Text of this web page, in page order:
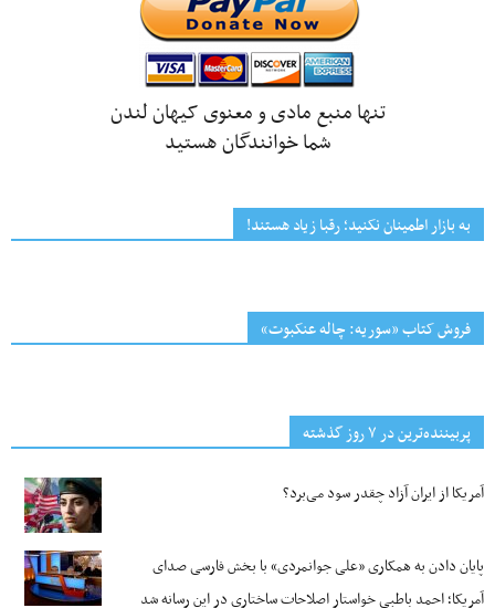
تنها منبع مادی و معنوی کیهان لندن
شما خوانندگان هستید
به بازار اطمینان نکنید؛ رقبا زیاد هستند!
فروش کتاب «سوریه: چاله عنکبوت»
پربیننده‌ترین‌ در ۷ روز گذشته
آمریکا از ایران آزاد چقدر سود می‌برد؟
پایان دادن به همکاری «علی جوانمردی» با بخش فارسی صدای
آمریکا؛ احمد باطبی خواستار اصلاحات ساختاری در این رسانه شد